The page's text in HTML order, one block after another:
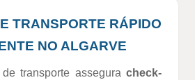
TRANSPORTE RÁPIDO
NO ALGARVE
transporte assegura check-